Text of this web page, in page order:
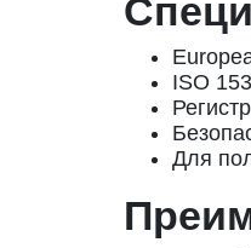
ISO
Для